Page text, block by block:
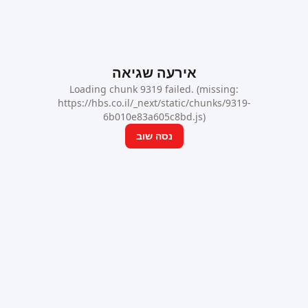
אירעה שגיאה
Loading chunk 9319 failed. (missing:
https://hbs.co.il/_next/static/chunks/9319-
6b010e83a605c8bd.js)